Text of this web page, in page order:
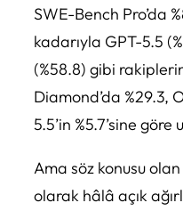
SWE-Bench Pro’da
kadarıyla GPT-5.5
(%58.8) gibi
Diamond’da %29.3,
5.5’in %5.7’sine göre
Ama söz konusu
olarak hâlâ açık